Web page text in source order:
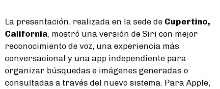
La presentación, realizada en la sede de Cupertino,
California, mostró una versión de Siri con mejor
reconocimiento de voz, una experiencia más
conversacional y una app independiente para
organizar búsquedas e imágenes generadas o
consultadas a través del nuevo sistema. Para Apple,